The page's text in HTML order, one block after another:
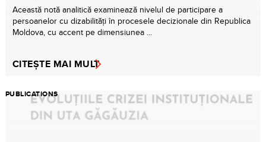
Această notă analitică examinează nivelul de participare a
persoanelor cu dizabilități în procesele decizionale din Republica
Moldova, cu accent pe dimensiunea ...
CITEȘTE MAI MULT
PUBLICATIONS